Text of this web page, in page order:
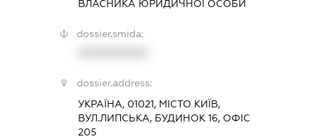
ВЛАСНИКА ЮРИДИЧНОЇ ОСОБИ
dossier.smida:
dossier.address:
УКРАЇНА, 01021, МІСТО КИЇВ,
ВУЛ.ЛИПСЬКА, БУДИНОК 16, ОФІС
205